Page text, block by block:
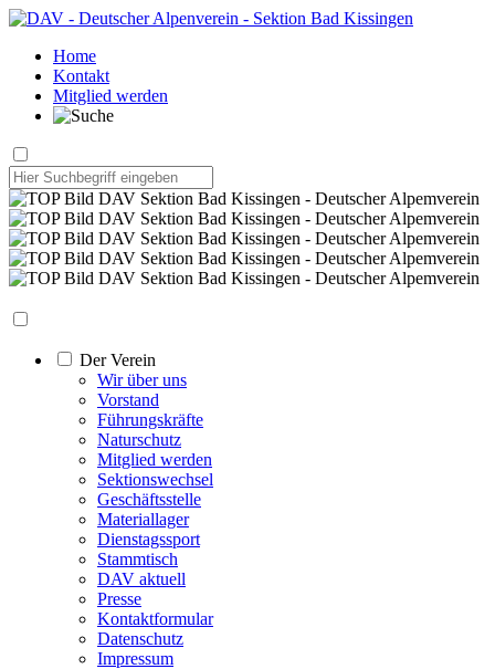
Home
Kontakt
Mitglied werden
Der Verein
Wir über uns
Vorstand
Führungskräfte
Naturschutz
Mitglied werden
Sektionswechsel
Geschäftsstelle
Materiallager
Dienstagssport
Stammtisch
DAV aktuell
Presse
Kontaktformular
Datenschutz
Impressum